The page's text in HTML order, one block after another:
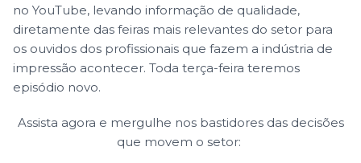
no YouTube, levando informação de qualidade,
diretamente das feiras mais relevantes do setor para
os ouvidos dos profissionais que fazem a indústria de
impressão acontecer. Toda terça-feira teremos
episódio novo.
Assista agora e mergulhe nos bastidores das decisões
que movem o setor: